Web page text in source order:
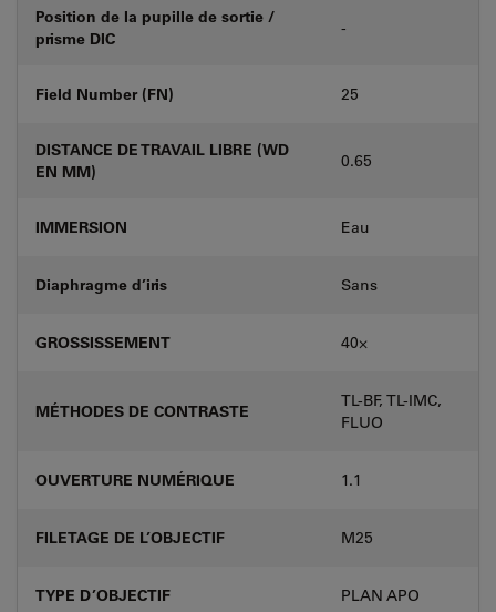
Position de la pupille de sortie /
prisme DIC
-
Field Number (FN) 25
DISTANCE DE TRAVAIL LIBRE (WD
EN MM)
0.65
IMMERSION Eau
Diaphragme d’iris Sans
GROSSISSEMENT 40⨉
MÉTHODES DE CONTRASTE
TL-BF, TL-IMC,
FLUO
OUVERTURE NUMÉRIQUE 1.1
FILETAGE DE L’OBJECTIF M25
TYPE D’OBJECTIF PLAN APO